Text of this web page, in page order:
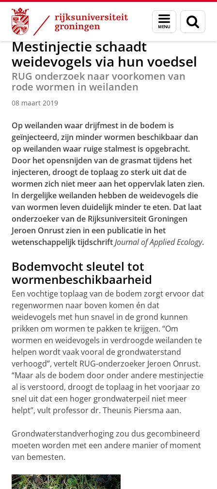
Skip
Content
Skip
Navigation
Menu
en
zoeken
Over ons Actueel Nieuws Nieuwsberichten
Mestinjectie schaadt
weidevogels via hun voedsel
RUG onderzoek naar voorkomen van
rode wormen in weilanden
08 maart 2019
Op weilanden waar drijfmest in de bodem is
geïnjecteerd, zijn minder wormen beschikbaar dan
op weilanden waar ruige stalmest is opgebracht.
Door het opensnijden van de grasmat tijdens het
injecteren, droogt de toplaag zo sterk uit dat de
wormen zich niet meer aan het oppervlak laten zien.
In dergelijke weilanden hebben de weidevogels die
van wormen leven duidelijk minder te eten. Dat laat
onderzoeker van de Rijksuniversiteit Groningen
Jeroen Onrust zien in een publicatie in het
wetenschappelijk tijdschriftJournal of Applied Ecology.
Bodemvocht sleutel tot
wormenbeschikbaarheid
Een vochtige toplaag van de bodem zorgt ervoor dat
regenwormen naar boven komen én dat
weidevogels met hun snavel in de grond kunnen
prikken om wormen te pakken te krijgen. “Om
wormen en weidevogels in verdroogde weilanden te
helpen wordt vaak vooral de grondwaterstand
verhoogd”, vertelt RUG-onderzoeker Jeroen Onrust.
“Maar als de bodem door onder andere mestinjectie
al is verstoord, droogt de toplaag in het voorjaar zo
snel uit dat een hoger grondwaterpeil niet meer
helpt”, vult professor dr. Theunis Piersma aan.
Grondwaterstandverhoging zou dus gecombineerd
moeten worden met een andere manier of moment
van bemesten.